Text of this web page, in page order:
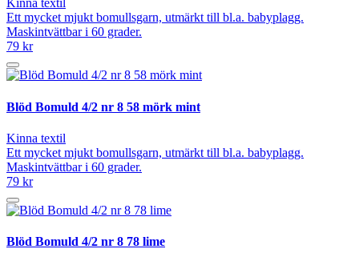
Kinna textil
Ett mycket mjukt bomullsgarn, utmärkt till bl.a. babyplagg.
Maskintvättbar i 60 grader.
79 kr
Blöd Bomuld 4/2 nr 8 58 mörk mint
Kinna textil
Ett mycket mjukt bomullsgarn, utmärkt till bl.a. babyplagg.
Maskintvättbar i 60 grader.
79 kr
Blöd Bomuld 4/2 nr 8 78 lime